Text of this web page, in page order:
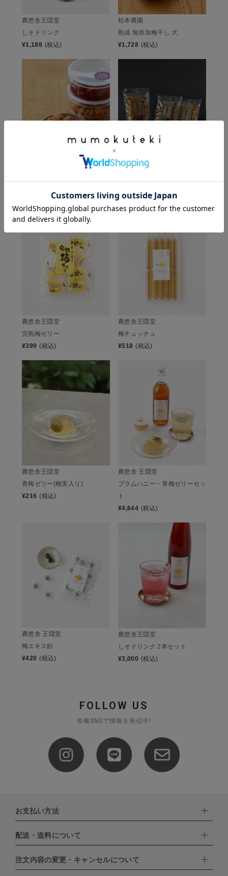
農悠舎王隠堂
しそドリンク
¥1,188 (税込)
松本農園
熟成 無添加梅干し 大
¥1,728 (税込)
熟成 無添加小梅 梅干し
(税込)
芋けんぴ
¥399 (税込)
農悠舎王隠堂
完熟梅ゼリー
¥399 (税込)
農悠舎王隠堂
梅チュッチュ
¥518 (税込)
農悠舎王隠堂
青梅ゼリー(梅実入り)
¥216 (税込)
農悠舎 王隠堂
プラムハニー・青梅ゼリーセッ
ト
¥4,644 (税込)
農悠舎 王隠堂
梅エキス飴
¥420 (税込)
農悠舎王隠堂
しそドリンク 2本セット
¥3,000 (税込)
FOLLOW US
各種SNSで情報を発信中!
お支払い方法
下記お支払い方法よりお選びいただけます。
・クレジットカード（VISA,mastercard,JCB,AMERICAN
EXPRESS,Diners Club）
配送・送料について
配達業者：日本郵便
注文内容の変更・キャンセルについて